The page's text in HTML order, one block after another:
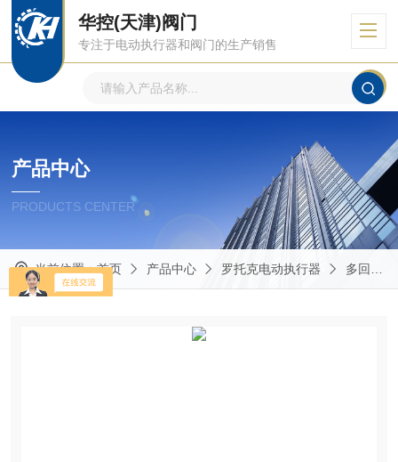
华控(天津)阀门
专注于电动执行器和阀门的生产销售
产品中心
PRODUCTS CENTER
当前位置：首页 产品中心 罗托克电动执行器 多回转电动执行器